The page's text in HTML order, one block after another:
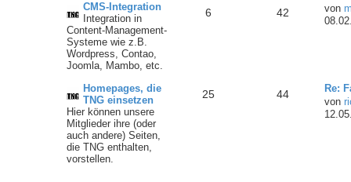
CMS-Integration
Integration in
Content-Management-
Systeme wie z.B.
Wordpress, Contao,
Joomla, Mambo, etc.
6 42 von
Homepages, die
TNG einsetzen
Hier können unsere
Mitglieder ihre (oder
auch andere) Seiten,
die TNG enthalten,
vorstellen.
25 44
Re:
von